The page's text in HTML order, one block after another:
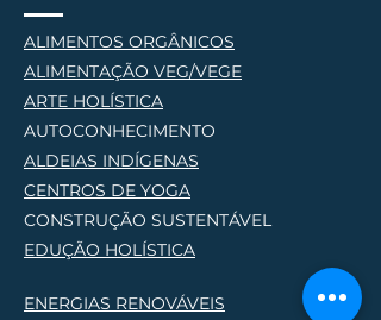
ALIMENTOS ORGÂNICOS
ALIMENTAÇÃO VEG/VEGE
ARTE HOLÍSTICA
AUTOCONHECIMENTO
ALDEIAS INDÍGENAS
CENTROS DE YOGA
CONSTRUÇÃO SUSTENTÁVEL
EDUÇÃO HOLÍSTICA
ENERGIAS RENOVÁVEIS